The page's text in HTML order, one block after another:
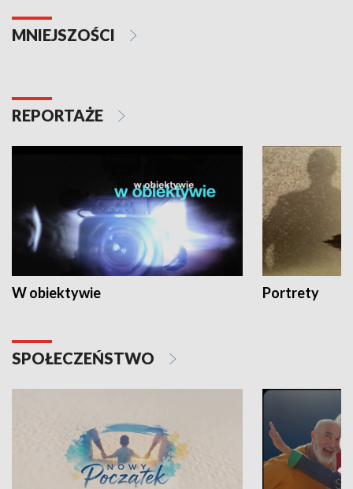
MNIEJSZOŚCI
REPORTAŻE
W obiektywie Portrety
SPOŁECZEŃSTWO